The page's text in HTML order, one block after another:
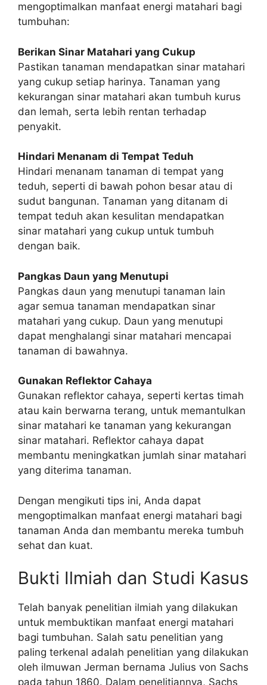
mengoptimalkan manfaat energi matahari bagi
tumbuhan:
Berikan Sinar Matahari yang Cukup
Pastikan tanaman mendapatkan sinar matahari
yang cukup setiap harinya. Tanaman yang
kekurangan sinar matahari akan tumbuh kurus
dan lemah, serta lebih rentan terhadap
penyakit.
Hindari Menanam di Tempat Teduh
Hindari menanam tanaman di tempat yang
teduh, seperti di bawah pohon besar atau di
sudut bangunan. Tanaman yang ditanam di
tempat teduh akan kesulitan mendapatkan
sinar matahari yang cukup untuk tumbuh
dengan baik.
Pangkas Daun yang Menutupi
Pangkas daun yang menutupi tanaman lain
agar semua tanaman mendapatkan sinar
matahari yang cukup. Daun yang menutupi
dapat menghalangi sinar matahari mencapai
tanaman di bawahnya.
Gunakan Reflektor Cahaya
Gunakan reflektor cahaya, seperti kertas timah
atau kain berwarna terang, untuk memantulkan
sinar matahari ke tanaman yang kekurangan
sinar matahari. Reflektor cahaya dapat
membantu meningkatkan jumlah sinar matahari
yang diterima tanaman.
Dengan mengikuti tips ini, Anda dapat
mengoptimalkan manfaat energi matahari bagi
tanaman Anda dan membantu mereka tumbuh
sehat dan kuat.
Bukti Ilmiah dan Studi Kasus
Telah banyak penelitian ilmiah yang dilakukan
untuk membuktikan manfaat energi matahari
bagi tumbuhan. Salah satu penelitian yang
paling terkenal adalah penelitian yang dilakukan
oleh ilmuwan Jerman bernama Julius von Sachs
pada tahun 1860. Dalam penelitiannya, Sachs